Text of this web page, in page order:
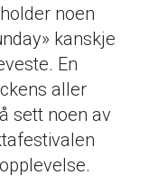
noen
kanskje
En
aller
sett noen av